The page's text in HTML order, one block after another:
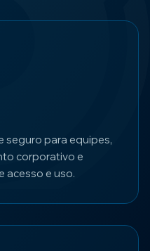
seguro para equipes,
corporativo e
acesso e uso.